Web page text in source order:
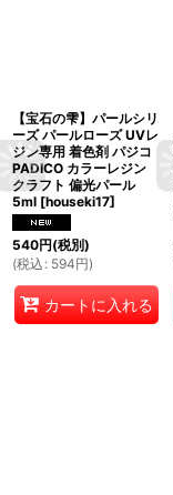
【宝石の雫】パールシリ
ーズ パールローズ UVレ
ジン専用 着色剤 パジコ
PADICO カラーレジン
クラフト 偏光パール
5ml [houseki17]
540円(税別)
(税込 : 594円)
カートに入れる